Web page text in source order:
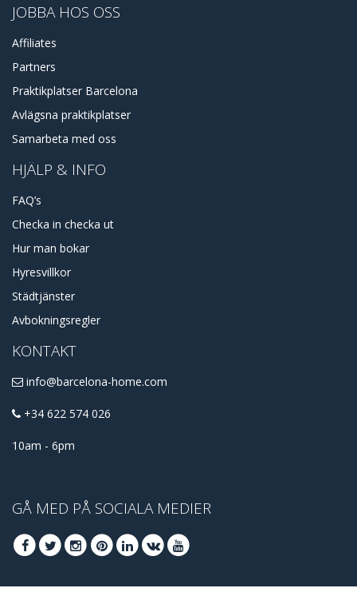
JOBBA HOS OSS
Affiliates
Partners
Praktikplatser Barcelona
Avlägsna praktikplatser
Samarbeta med oss
HJÄLP & INFO
FAQ’s
Checka in checka ut
Hur man bokar
Hyresvillkor
Städtjänster
Avbokningsregler
KONTAKT
info@barcelona-home.com
+34 622 574 026
10am - 6pm
GÅ MED PÅ SOCIALA MEDIER